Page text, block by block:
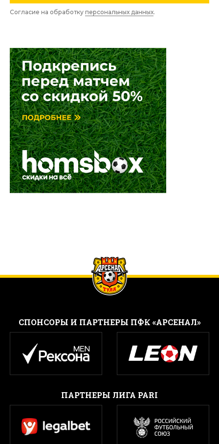
Согласие на обработку персональных данных.
CПОНСОРЫ И ПАРТНЕРЫ ПФК «АРСЕНАЛ»
ПАРТНЕРЫ ЛИГА PARI